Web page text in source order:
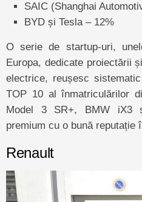
SAIC (Shanghai
BYD și Tesla – 12%
O serie de startup-uri,
Europa, dedicate proiectării
electrice, reușesc
TOP 10 al înmatriculărilor
Model 3 SR+, BMW iX3
premium cu o bună reputație
Renault